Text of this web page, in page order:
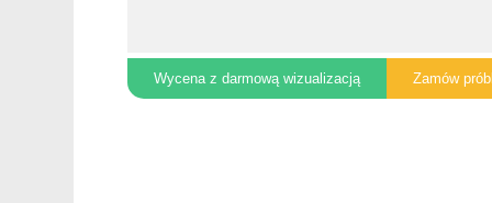
Wycena z darmową wizualizacją Zamów